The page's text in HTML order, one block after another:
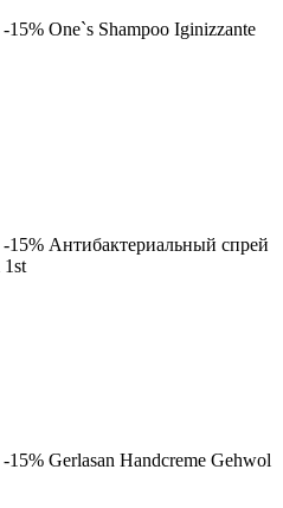
-15% One`s Shampoo Iginizzante
-15% Антибактериальный спрей
1st
-15% Gerlasan Handcreme Gehwol